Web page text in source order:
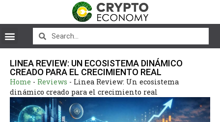
LINEA REVIEW: UN ECOSISTEMA DINÁMICO
CREADO PARA EL CRECIMIENTO REAL
Home - Reviews - Linea Review: Un ecosistema
dinámico creado para el crecimiento real